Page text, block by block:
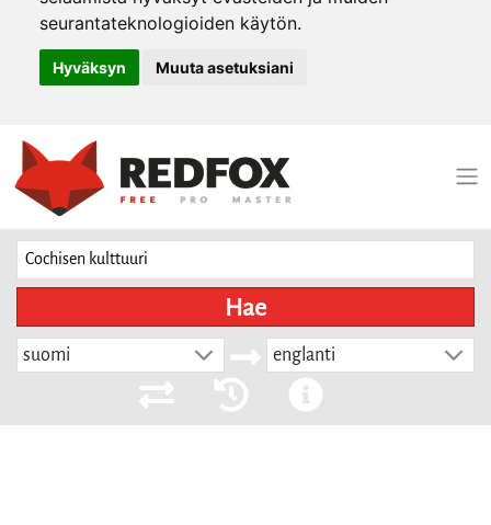
seurantateknologioiden käytön.
Hyväksyn Muuta asetuksiani
Hae
suomi englanti